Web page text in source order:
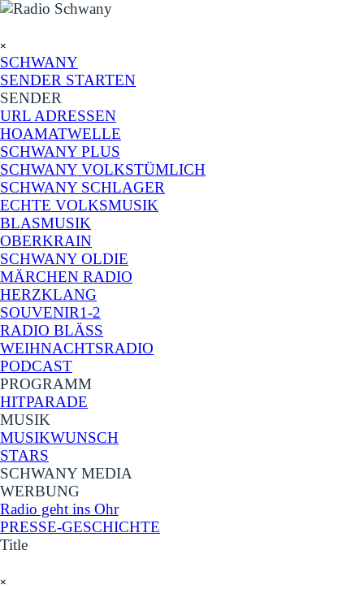
Direkt zum Seiteninhalt
×
SCHWANY
SENDER STARTEN
SENDER
URL ADRESSEN
HOAMATWELLE
SCHWANY PLUS
SCHWANY VOLKSTÜMLICH
SCHWANY SCHLAGER
ECHTE VOLKSMUSIK
BLASMUSIK
OBERKRAIN
SCHWANY OLDIE
MÄRCHEN RADIO
HERZKLANG
SOUVENIR1-2
RADIO BLÄSS
WEIHNACHTSRADIO
PODCAST
PROGRAMM
HITPARADE
MUSIK
MUSIKWUNSCH
STARS
SCHWANY MEDIA
WERBUNG
Radio geht ins Ohr
PRESSE-GESCHICHTE
Title
×